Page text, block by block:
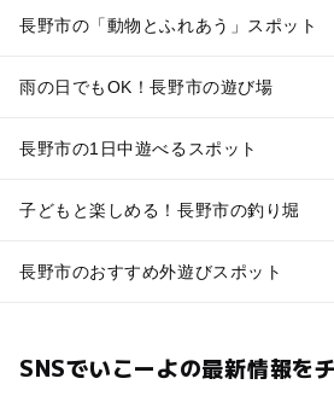
長野市の「動物とふれあう」スポット
雨の日でもOK！長野市の遊び場
長野市の1日中遊べるスポット
子どもと楽しめる！長野市の釣り堀
長野市のおすすめ外遊びスポット
SNSでいこーよの最新情報を